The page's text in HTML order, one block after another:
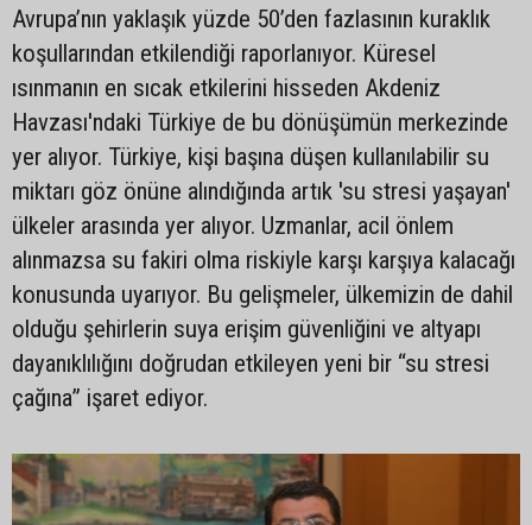
Avrupa’nın yaklaşık yüzde 50’den fazlasının kuraklık
koşullarından etkilendiği raporlanıyor. Küresel
ısınmanın en sıcak etkilerini hisseden Akdeniz
Havzası'ndaki Türkiye de bu dönüşümün merkezinde
yer alıyor. Türkiye, kişi başına düşen kullanılabilir su
miktarı göz önüne alındığında artık 'su stresi yaşayan'
ülkeler arasında yer alıyor. Uzmanlar, acil önlem
alınmazsa su fakiri olma riskiyle karşı karşıya kalacağı
konusunda uyarıyor. Bu gelişmeler, ülkemizin de dahil
olduğu şehirlerin suya erişim güvenliğini ve altyapı
dayanıklılığını doğrudan etkileyen yeni bir “su stresi
çağına” işaret ediyor.